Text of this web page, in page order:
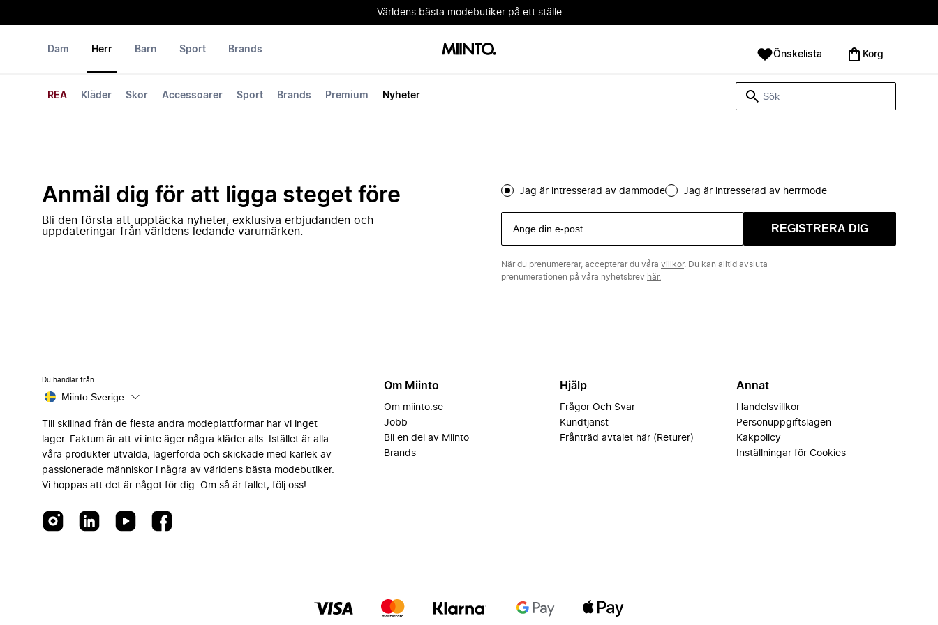
Världens bästa modebutiker på ett ställe
Dam Herr
REA Kläder Skor Accessoarer Sport Brands Premium Nyheter
Barn Sport Brands Önskelista Korg
Anmäl dig för att ligga steget före
Bli den första att upptäcka nyheter, exklusiva erbjudanden och
uppdateringar från världens ledande varumärken.
Jag är intresserad av dammode Jag är intresserad av herrmode
REGISTRERA DIG
När du prenumererar, accepterar du våra villkor. Du kan alltid avsluta
prenumerationen på våra nyhetsbrev här.
Du handlar från
Miinto Sverige
Till skillnad från de flesta andra modeplattformar har vi inget
lager. Faktum är att vi inte äger några kläder alls. Istället är alla
våra produkter utvalda, lagerförda och skickade med kärlek av
passionerade människor i några av världens bästa modebutiker.
Vi hoppas att det är något för dig. Om så är fallet, följ oss!
Om Miinto
Om miinto.se
Jobb
Bli en del av Miinto
Brands
Hjälp
Frågor Och Svar
Kundtjänst
Frånträd avtalet här (Returer)
Annat
Handelsvillkor
Personuppgiftslagen
Kakpolicy
Inställningar för Cookies